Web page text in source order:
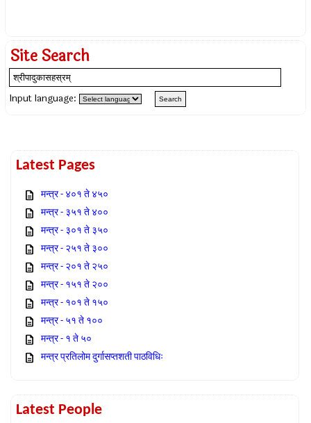
Site Search
Input language:
Latest Pages
मन्त्र - ४०१ ते ४५०
मन्त्र - ३५१ ते ४००
मन्त्र - ३०१ ते ३५०
मन्त्र - २५१ ते ३००
मन्त्र - २०१ ते २५०
मन्त्र - १५१ ते २००
मन्त्र - १०१ ते १५०
मन्त्र - ५१ ते १००
मन्त्र - १ ते ५०
मन्त्र प्रतिलोम दुर्गासप्तशती पाठविधिः
Latest People